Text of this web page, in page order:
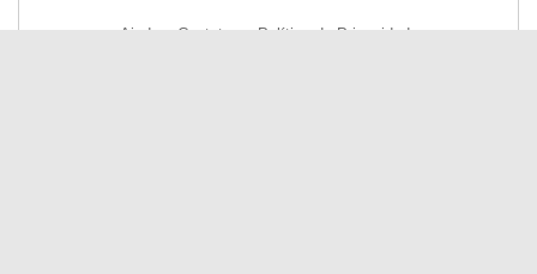
Ajuda e Contato Política de Privacidade